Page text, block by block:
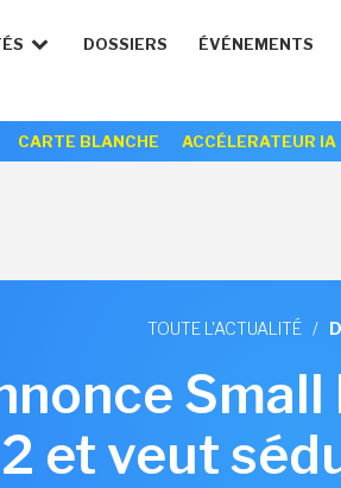
DOSSIERS ÉVÉNEMENTS
CARTE BLANCHE ACCÉLERATEUR IA
TOUTE L'ACTUALITÉ /
et veut